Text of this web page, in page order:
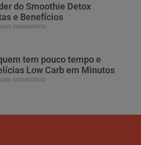
do Smoothie Detox
e Benefícios
comentário
tem pouco tempo e
Low Carb em Minutos
comentário